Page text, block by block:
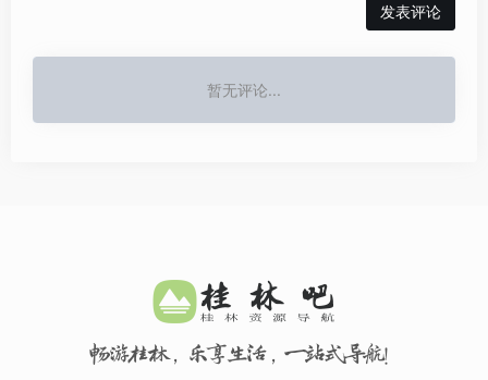
发表评论
暂无评论...
畅游桂林，乐享生活，一站式导航！